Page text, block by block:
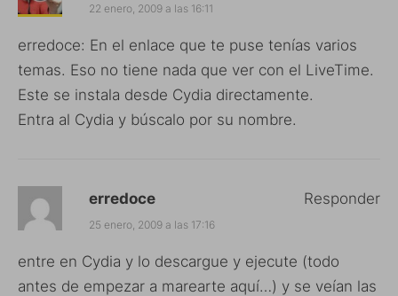
22 enero, 2009 a las 16:11
erredoce: En el enlace que te puse tenías varios
temas. Eso no tiene nada que ver con el LiveTime.
Este se instala desde Cydia directamente.
Entra al Cydia y búscalo por su nombre.
erredoce
25 enero, 2009 a las 17:16
entre en Cydia y lo descargue y ejecute (todo
antes de empezar a marearte aquí…) y se veían las
Responder